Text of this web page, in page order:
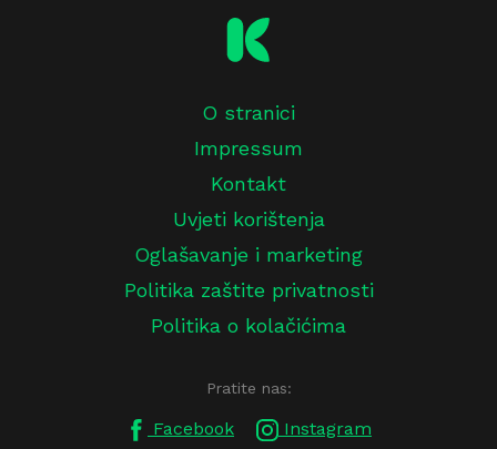
O stranici
Impressum
Kontakt
Uvjeti korištenja
Oglašavanje i marketing
Politika zaštite privatnosti
Politika o kolačićima
Pratite nas:
Facebook Instagram